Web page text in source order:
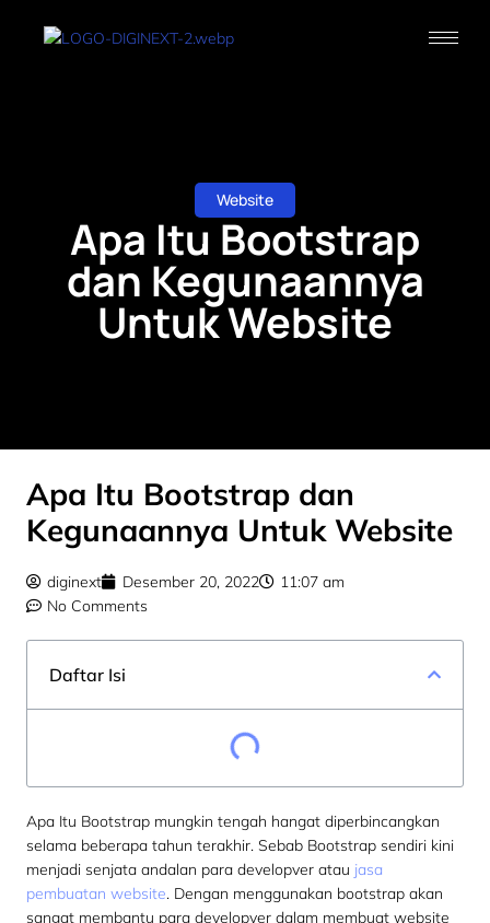
Website
Apa Itu Bootstrap
dan Kegunaannya
Untuk Website
Apa Itu Bootstrap dan
Kegunaannya Untuk Website
diginext Desember 20, 2022
11:07 am
No Comments
Daftar Isi
Apa Itu Bootstrap mungkin tengah hangat diperbincangkan
selama beberapa tahun terakhir. Sebab Bootstrap sendiri kini
menjadi senjata andalan para developver atau jasa
pembuatan website. Dengan menggunakan bootstrap akan
sangat membantu para developver dalam membuat website